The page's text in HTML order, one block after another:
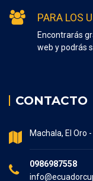
PARA LOS
Encontrarás
web y podrás
CONTACTO
Machala, El Oro
0986987558